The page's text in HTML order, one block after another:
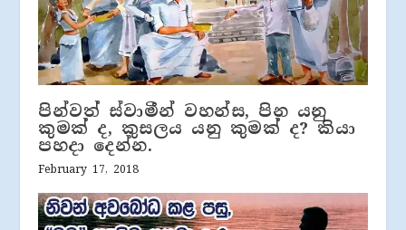
පින්වත් ස්වාමීන් වහන්ස, පින යනු
කුමක් ද, කුසලය යනු කුමක් ද? කියා
පහදා දෙන්න.
February 17, 2018